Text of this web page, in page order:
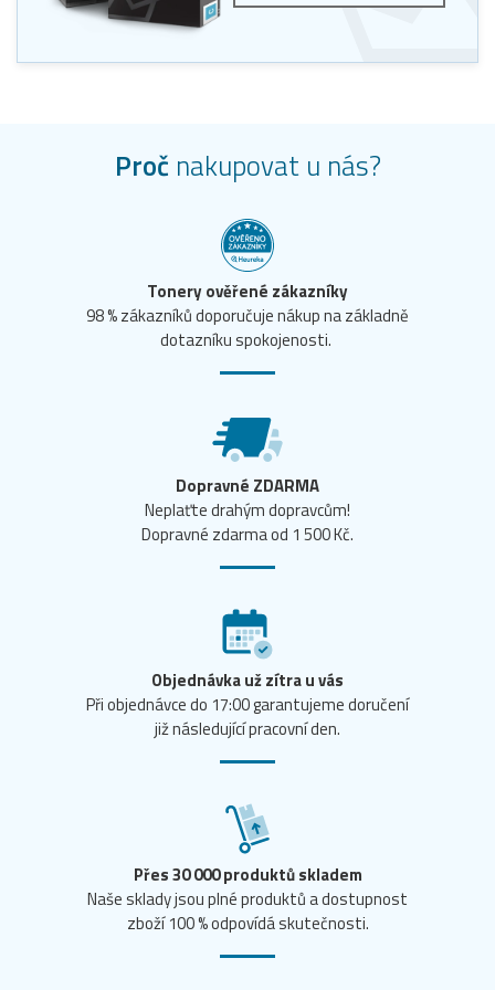
Proč nakupovat u nás?
Tonery ověřené zákazníky
98 % zákazníků doporučuje nákup na základně
dotazníku spokojenosti.
Dopravné ZDARMA
Neplaťte drahým dopravcům!
Dopravné zdarma od 1 500 Kč.
Objednávka už zítra u vás
Při objednávce do 17:00 garantujeme doručení
již následující pracovní den.
Přes 30 000 produktů skladem
Naše sklady jsou plné produktů a dostupnost
zboží 100 % odpovídá skutečnosti.